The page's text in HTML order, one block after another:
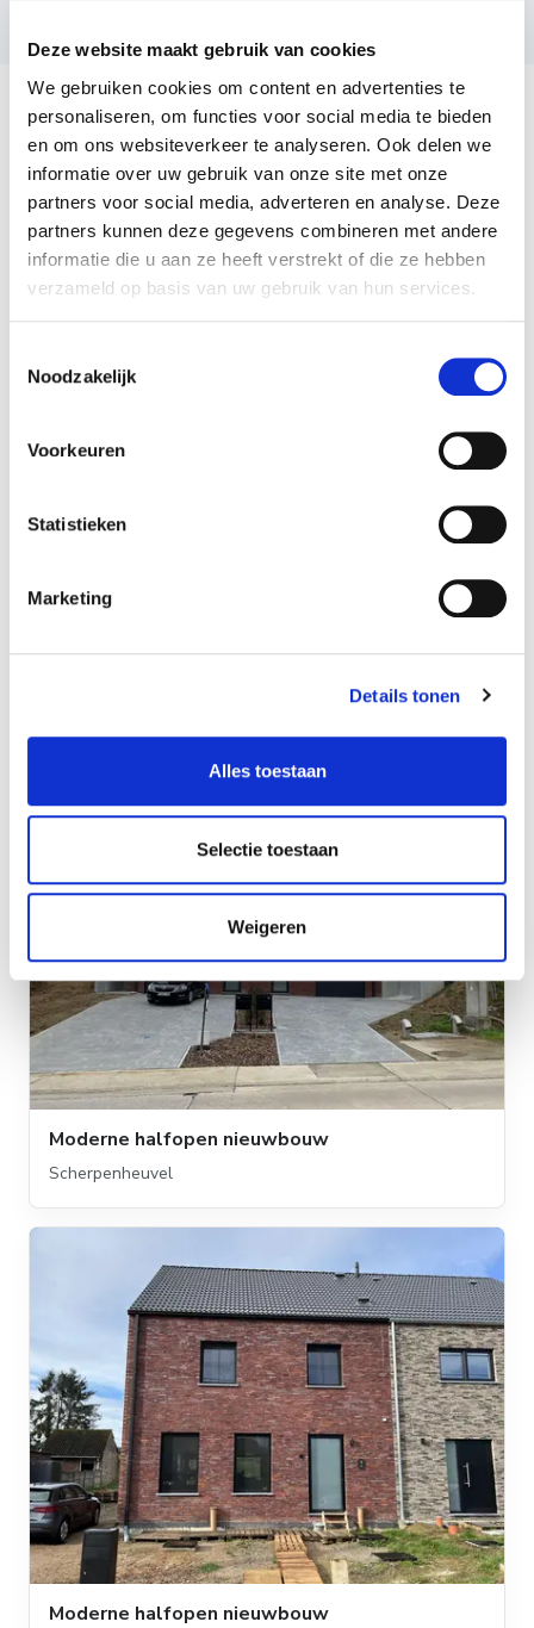
Deze website maakt gebruik van cookies
We gebruiken cookies om content en advertenties te
personaliseren, om functies voor social media te bieden
en om ons websiteverkeer te analyseren. Ook delen we
informatie over uw gebruik van onze site met onze
partners voor social media, adverteren en analyse. Deze
partners kunnen deze gegevens combineren met andere
informatie die u aan ze heeft verstrekt of die ze hebben
verzameld op basis van uw gebruik van hun services.
Noodzakelijk
Voorkeuren
Statistieken
Marketing
Details tonen
Alles toestaan
Selectie toestaan
Weigeren
Meer inspiratie
Moderne halfopen nieuwbouw
Scherpenheuvel
Moderne halfopen nieuwbouw